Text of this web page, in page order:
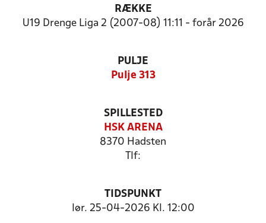
RÆKKE
U19 Drenge Liga 2 (2007-08) 11:11 - forår 2026
PULJE
Pulje 313
SPILLESTED
HSK ARENA
8370 Hadsten
Tlf:
TIDSPUNKT
lør. 25-04-2026 Kl. 12:00